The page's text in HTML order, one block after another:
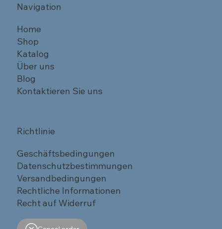
Navigation
Home
Shop
Katalog
Über uns
Blog
Kontaktieren Sie uns
Richtlinie
Geschäftsbedingungen
Datenschutzbestimmungen
Versandbedingungen
Rechtliche Informationen
Recht auf Widerruf